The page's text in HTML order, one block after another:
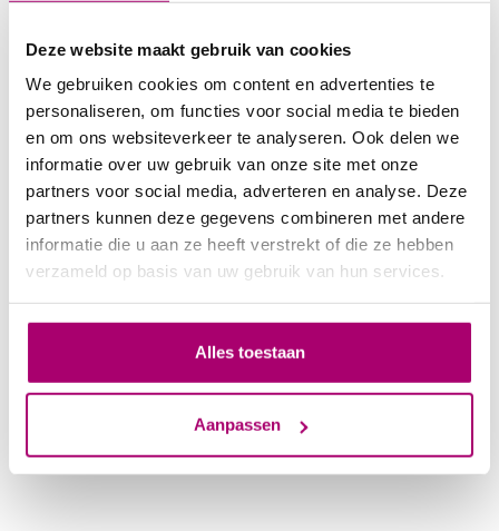
Deze website maakt gebruik van cookies
We gebruiken cookies om content en advertenties te
personaliseren, om functies voor social media te bieden
en om ons websiteverkeer te analyseren. Ook delen we
informatie over uw gebruik van onze site met onze
partners voor social media, adverteren en analyse. Deze
partners kunnen deze gegevens combineren met andere
informatie die u aan ze heeft verstrekt of die ze hebben
verzameld op basis van uw gebruik van hun services.
Alles toestaan
Aanpassen
basisverzekering, als u meedoet aan het onderzoek
COVID-19 paramedische herstelzorg. Voor meer
informatie over dit onderzoek en het invullen van de
deelname – en toestemmingsbrief,klik hier.
Let op: Zonder deelname aan het onderzoek stopt
de vergoeding uit de basisverzekering, en wordt het
traject bekostigd uit uw aanvullende verzekering
voor fysiotherapie, of door u zelf als u geen
aanvullende verzekering heeft die de zorg dekt;
basisverzekering tot 21 augustus 2021.